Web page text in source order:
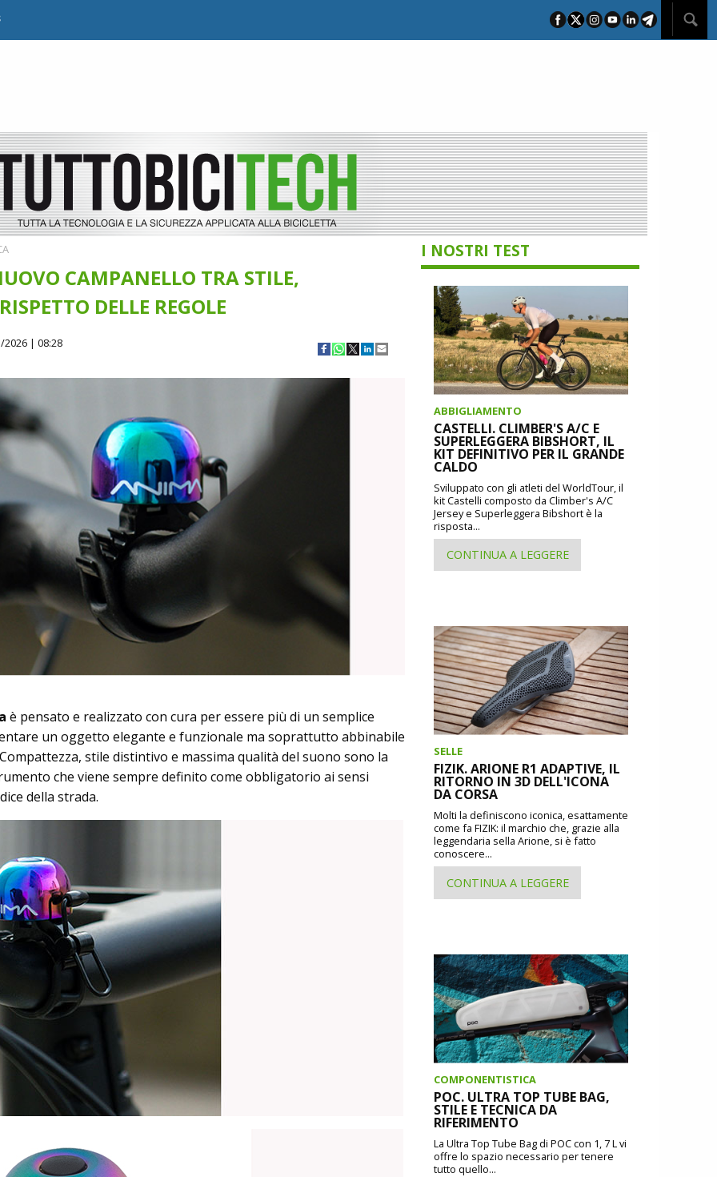
CAMPANELLO TRA STILE,
DELLE REGOLE
2026 | 08:28
è pensato e realizzato con cura per essere più di un semplice
un oggetto elegante e funzionale ma soprattutto abbinabile
stile distintivo e massima qualità del suono sono la
che viene sempre definito come obbligatorio ai sensi
della strada.
I NOSTRI TEST
ABBIGLIAMENTO
CASTELLI. CLIMBER'S A/C E
SUPERLEGGERA BIBSHORT, IL
KIT DEFINITIVO PER IL GRANDE
CALDO
Sviluppato con gli atleti del WorldTour, il
kit Castelli composto da Climber's A/C
Jersey e Superleggera Bibshort è la
risposta...
CONTINUA A LEGGERE
SELLE
FIZIK. ARIONE R1 ADAPTIVE, IL
RITORNO IN 3D DELL'ICONA
DA CORSA
Molti la definiscono iconica, esattamente
come fa FIZIK: il marchio che, grazie alla
leggendaria sella Arione, si è fatto
conoscere...
CONTINUA A LEGGERE
COMPONENTISTICA
POC. ULTRA TOP TUBE BAG,
STILE E TECNICA DA
RIFERIMENTO
La Ultra Top Tube Bag di POC con 1, 7 L vi
offre lo spazio necessario per tenere
tutto quello...